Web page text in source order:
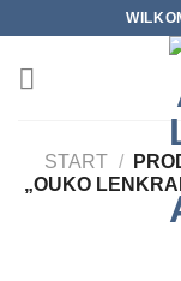
springen
START /
„OUKO